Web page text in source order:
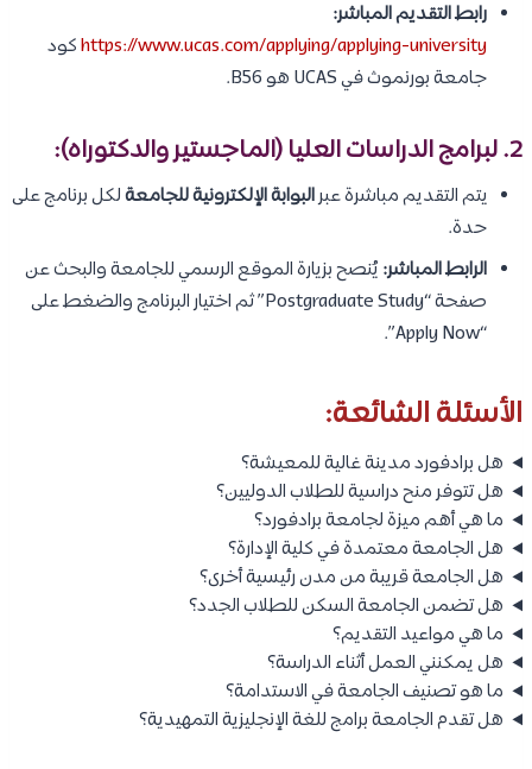
رابط التقديم المباشر:
https://www.ucas.com/applying/applying-universityكود
جامعة بورنموث في UCAS هو B56.
2. لبرامج الدراسات العليا (الماجستير والدكتوراه):
يتم التقديم مباشرة عبرالبوابة الإلكترونية للجامعةلكل برنامج على
حدة.
الرابط المباشر: يُنصح بزيارة الموقع الرسمي للجامعة والبحث عن
صفحة “Postgraduate Study” ثم اختيار البرنامج والضغط على
“Apply Now”.
الأسئلة الشائعة:
هل برادفورد مدينة غالية للمعيشة؟
هل تتوفر منح دراسية للطلاب الدوليين؟
ما هي أهم ميزة لجامعة برادفورد؟
هل الجامعة معتمدة في كلية الإدارة؟
هل الجامعة قريبة من مدن رئيسية أخرى؟
هل تضمن الجامعة السكن للطلاب الجدد؟
ما هي مواعيد التقديم؟
هل يمكنني العمل أثناء الدراسة؟
ما هو تصنيف الجامعة في الاستدامة؟
هل تقدم الجامعة برامج للغة الإنجليزية التمهيدية؟